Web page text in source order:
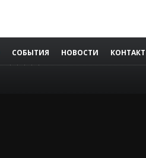
СОБЫТИЯ НОВОСТИ